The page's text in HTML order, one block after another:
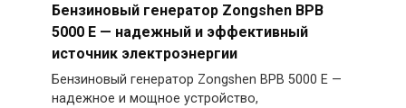
Бензиновый генератор Zongshen BPB
5000 E — надежный и эффективный
источник электроэнергии
Бензиновый генератор Zongshen BPB 5000 E —
надежное и мощное устройство,